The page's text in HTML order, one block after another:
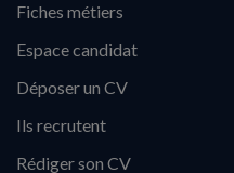
Fiches métiers
Espace candidat
Déposer un CV
Ils recrutent
Rédiger son CV